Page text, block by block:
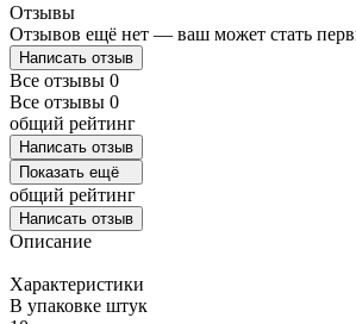
Отзывы
Отзывов ещё нет — ваш может стать
Написать отзыв
Все отзывы 0
Все отзывы 0
общий рейтинг
Написать отзыв
Показать ещё
общий рейтинг
Написать отзыв
Описание
Характеристики
В упаковке штук